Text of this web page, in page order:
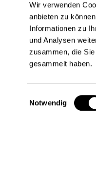
Wir verwenden
anbieten zu
Informationen zu
und Analysen
zusammen, die
gesammelt haben.
Notwendig
am Firmenlauf
Streckenlänge
sind noch alle
dem digitalHUB,